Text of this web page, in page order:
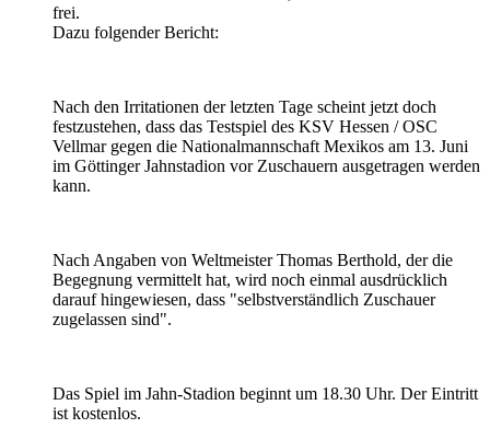
frei.
Dazu folgender Bericht:
Nach den Irritationen der letzten Tage scheint jetzt doch
festzustehen, dass das Testspiel des KSV Hessen / OSC
Vellmar gegen die Nationalmannschaft Mexikos am 13. Juni
im Göttinger Jahnstadion vor Zuschauern ausgetragen werden
kann.
Nach Angaben von Weltmeister Thomas Berthold, der die
Begegnung vermittelt hat, wird noch einmal ausdrücklich
darauf hingewiesen, dass "selbstverständlich Zuschauer
zugelassen sind".
Das Spiel im Jahn-Stadion beginnt um 18.30 Uhr. Der Eintritt
ist kostenlos.